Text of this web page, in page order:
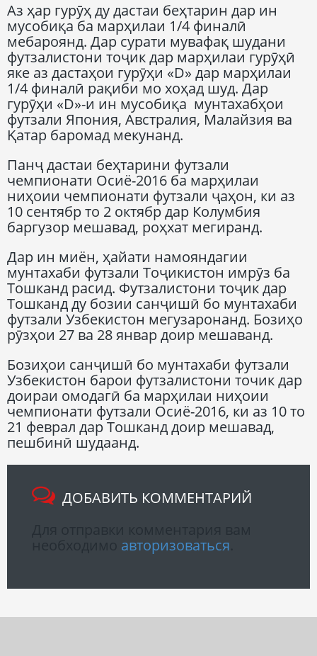
Аз ҳар гурӯҳ ду дастаи беҳтарин дар ин
мусобиқа ба марҳилаи 1/4 финалӣ
мебароянд. Дар сурати мувафақ шудани
футзалистони тоҷик дар марҳилаи гурӯҳӣ
яке аз дастаҳои гурӯҳи «D» дар марҳилаи
1/4 финалӣ рақиби мо хоҳад шуд. Дар
гурӯҳи «D»-и ин мусобиқа мунтахабҳои
футзали Япония, Австралия, Малайзия ва
Қатар баромад мекунанд.
Панҷ дастаи беҳтарини футзали
чемпионати Осиё-2016 ба марҳилаи
ниҳоии чемпионати футзали ҷаҳон, ки аз
10 сентябр то 2 октябр дар Колумбия
баргузор мешавад, роҳхат мегиранд.
Дар ин миён, ҳайати намояндагии
мунтахаби футзали Тоҷикистон имрӯз ба
Тошканд расид. Футзалистони тоҷик дар
Тошканд ду бозии санҷишӣ бо мунтахаби
футзали Узбекистон мегузаронанд. Бозиҳо
рӯзҳои 27 ва 28 январ доир мешаванд.
Бозиҳои санҷишӣ бо мунтахаби футзали
Узбекистон барои футзалистони точик дар
доираи омодагӣ ба марҳилаи ниҳоии
чемпионати футзали Осиё-2016, ки аз 10 то
21 феврал дар Тошканд доир мешавад,
пешбинӣ шудаанд.
ДОБАВИТЬ КОММЕНТАРИЙ
авторизоваться